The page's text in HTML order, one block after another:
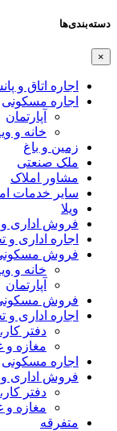
دسته‌بندی‌ها
×
اجاره اتاق و
اجاره مسکونی
آپارتمان
خانه و
زمین و باغ
ملک صنعتی
مشاور املاک
سایر خدمات
ویلا
فروش اداری و
اجاره اداری و
فروش
خانه و
آپارتمان
فروش
اجاره اداری و
دفتر
مغازه و
اجاره مسکونی
فروش اداری و
دفتر
مغازه و
متفرقه